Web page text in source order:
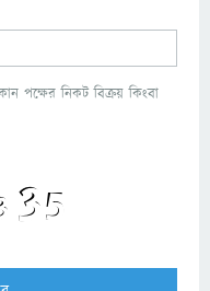
পক্ষের নিকট বিক্রয় কিংবা